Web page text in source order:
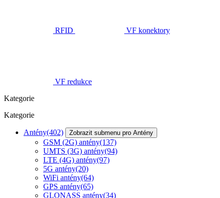
RFID VF konektory
VF redukce
Kategorie
Kategorie
Antény(402) Zobrazit submenu pro Antény
GSM (2G) antény(137)
UMTS (3G) antény(94)
LTE (4G) antény(97)
5G antény(20)
WiFi antény(64)
GPS antény(65)
GLONASS antény(34)